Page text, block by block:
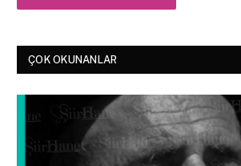
ÇOK OKUNANLAR